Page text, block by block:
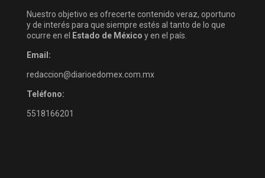
Nuestro objetivo es ofrecerte contenido veraz, oportuno
y de interés para que siempre estés al tanto de lo que
ocurre en el
Estado de México y en el país.
Email:
redaccion@diarioedomex.com.mx
Teléfono:
5518166201